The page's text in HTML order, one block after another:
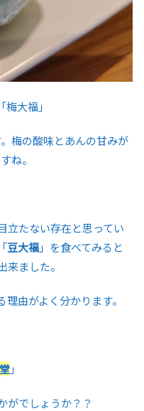
大福」
梅の酸味とあんの甘みが
ね。
立たない存在と思ってい
豆大福」を食べてみると
ました。
由がよく分かります。
」
がでしょうか？？